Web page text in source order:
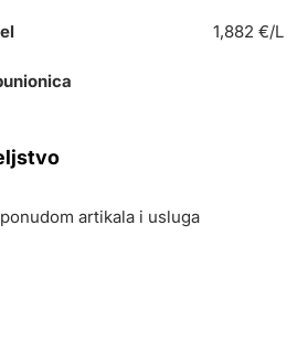
1,882 €/L
artikala i usluga